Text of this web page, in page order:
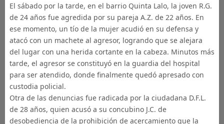
El sábado por la tarde, en el barrio Quinta Lalo, la joven R.G.
de 24 años fue agredida por su pareja A.Z. de 22 años. En
ese momento, un tío de la mujer acudió en su defensa y
atacó con un machete al agresor, logrando que se alejara
del lugar con una herida cortante en la cabeza. Minutos más
tarde, el agresor se constituyó en la guardia del hospital
para ser atendido, donde finalmente quedó apresado con
custodia policial.
Otra de las denuncias fue radicada por la ciudadana D.F.L.
de 28 años, quien acusó a su concubino J.C. de
desobediencia de la prohibición de acercamiento que la